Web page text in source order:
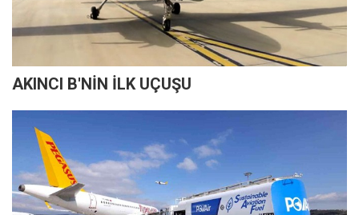
AKINCI B'NİN İLK UÇUŞU